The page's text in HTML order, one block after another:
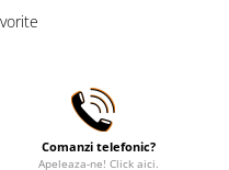
Comanzi telefonic?
Apeleaza-ne! Click aici.